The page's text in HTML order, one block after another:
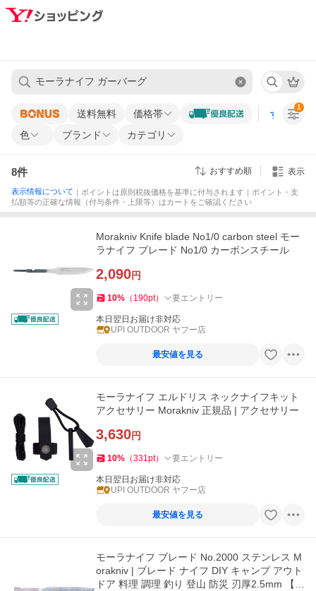
送料無料 価格帯 すべての条
色 ブランド カテゴリ
1
8件 おすすめ順 表示
表示情報について ｜ポイントは原則税抜価格を基準に付与されます｜ポイント・支
払額等の正確な情報（付与条件・上限等）はカートをご確認ください
Morakniv Knife blade No1/0 carbon steel モー
ラナイフ ブレード No1/0 カーボンスチール
2,090円
10% （ 190pt） 要エントリー
本日翌日お届け非対応
UPI OUTDOOR ヤフー店
最安値を見る
モーラナイフ エルドリス ネックナイフキット
アクセサリー Morakniv 正規品 | アクセサリー
3,630円
10% （331pt） 要エントリー
本日翌日お届け非対応
UPI OUTDOOR ヤフー店
最安値を見る
モーラナイフ ブレード No.2000 ステンレス M
orakniv | ブレード ナイフ DIY キャンプ アウト
ドア 料理 調理 釣り 登山 防災 刃厚2.5mm 【K